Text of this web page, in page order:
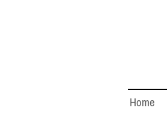
Home